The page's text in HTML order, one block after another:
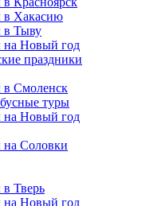
в Хакасию
в Тыву
на Новый год
праздники
в Смоленск
туры
на Новый год
Соловки
Тверь
на Новый год